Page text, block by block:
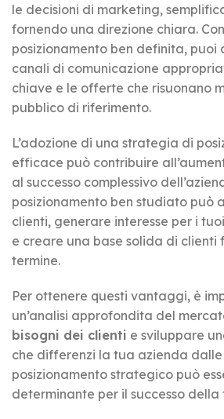
le decisioni di marketing,
fornendo una direzione chiara.
posizionamento ben definita, puoi
canali di comunicazione
chiave e le offerte che risuonano
pubblico di riferimento.
L’adozione di una strategia di
efficace può contribuire
al successo complessivo
posizionamento ben studiato può
clienti, generare interesse per i
e creare una base solida di clienti
termine.
Per ottenere questi vantaggi, è
un’analisi approfondita del
bisogni dei clienti e sviluppare
che differenzi la tua azienda
posizionamento strategico può
determinante per il successo